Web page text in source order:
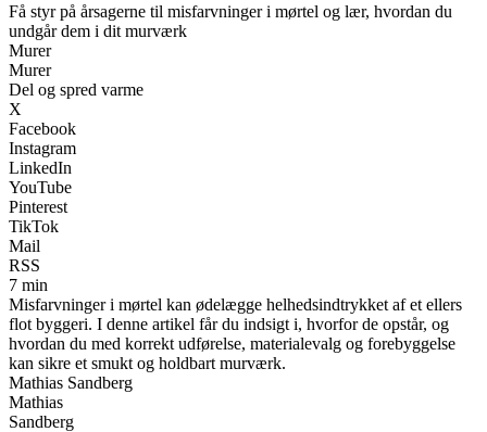
Få styr på årsagerne til misfarvninger i mørtel og lær, hvordan du
undgår dem i dit murværk
Murer
Murer
Del og spred varme
X
Facebook
Instagram
LinkedIn
YouTube
Pinterest
TikTok
Mail
RSS
7 min
Misfarvninger i mørtel kan ødelægge helhedsindtrykket af et ellers
flot byggeri. I denne artikel får du indsigt i, hvorfor de opstår, og
hvordan du med korrekt udførelse, materialevalg og forebyggelse
kan sikre et smukt og holdbart murværk.
Mathias Sandberg
Mathias
Sandberg